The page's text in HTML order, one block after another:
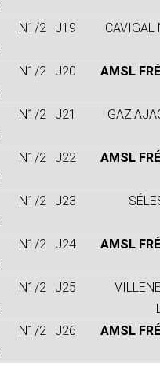
N1/2 J19 CAVIGAL
N1/2 J20 AMSL
N1/2 J21
N1/2 J22 AMSL
N1/2 J23
N1/2 J24 AMSL
N1/2 J25
N1/2 J26 AMSL